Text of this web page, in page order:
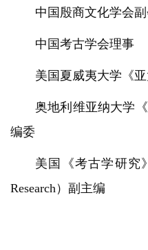
中国殷商文化学会
中国考古学会理事
美国夏威夷大学《
奥地利维亚纳大学
编委
美国《考古学研究
Research）副主编